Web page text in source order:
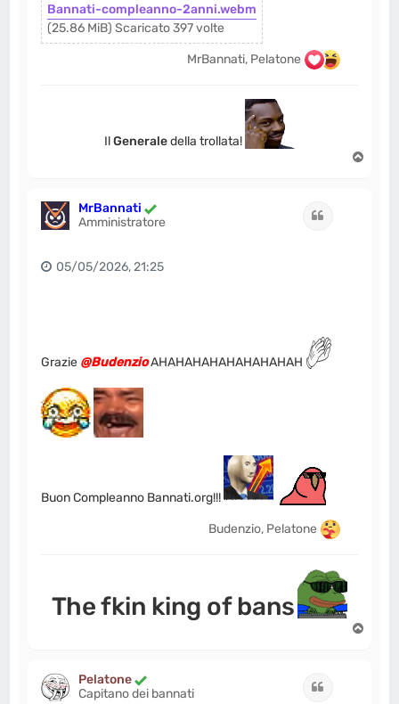
Bannati-compleanno-2anni.webm
(25.86 MiB) Scaricato 397 volte
MrBannati, Pelatone
IlGeneraledella trollata!
MrBannati
Amministratore
05/05/2026, 21:25
Grazie @BudenzioAHAHAHAHAHAHAHAHAH
Buon Compleanno Bannati.org!!!
Budenzio, Pelatone
The fkin king of bans
Pelatone
Capitano dei bannati